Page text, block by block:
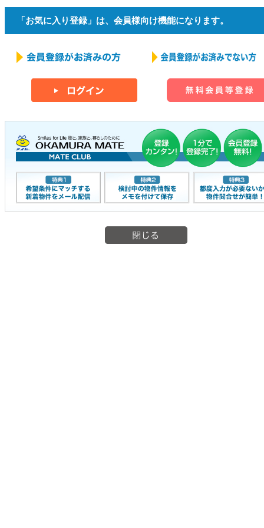
「お気に入り登録」は、会員様向け機能になります。